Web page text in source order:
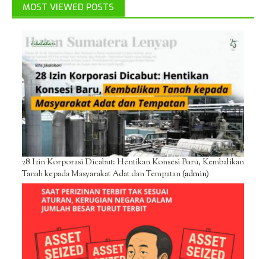
MOST VIEWED POSTS
28 Izin Korporasi Dicabut: Hentikan Konsesi Baru, Kembalikan
Tanah kepada Masyarakat Adat dan Tempatan(admin)